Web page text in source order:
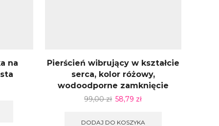
na
Pierścień wibrujący w kształcie
serca, kolor różowy,
wodoodporne zamknięcie
99,00zł 58,79 zł
DODAJ DO KOSZYKA